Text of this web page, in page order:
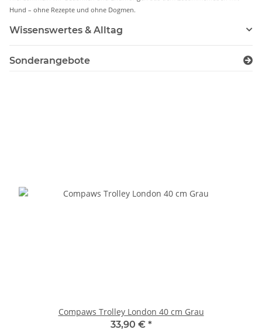
Hund – ohne Rezepte und ohne Dogmen.
Wissenswertes & Alltag
Sonderangebote
Compaws Trolley London 40 cm Grau
33,90 € *